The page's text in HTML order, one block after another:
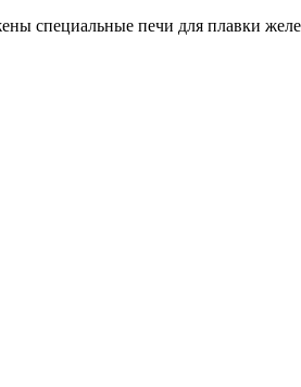
специальные печи для плавки